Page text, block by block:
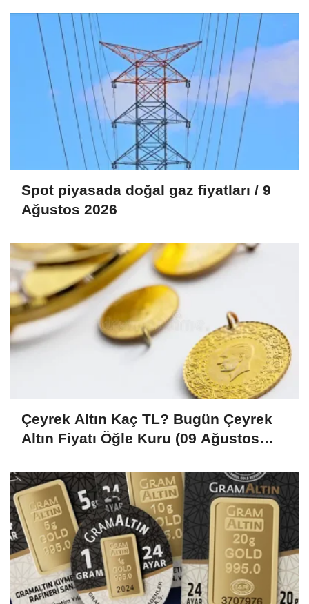
Spot piyasada doğal gaz fiyatları / 9
Ağustos 2026
Çeyrek Altın Kaç TL? Bugün Çeyrek
Altın Fiyatı Öğle Kuru (09 Ağustos